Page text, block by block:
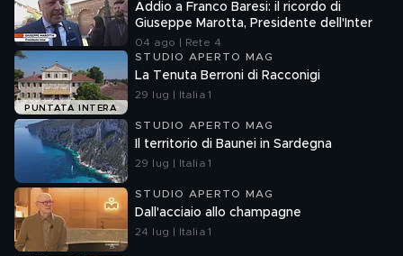
Addio a Franco Baresi: il ricordo di
Giuseppe Marotta, Presidente dell'Inter
04 ago | Rete 4
PUNTATA INTERA
STUDIO APERTO MAG
La Tenuta Berroni di Racconigi
29 lug | Italia 1
STUDIO APERTO MAG
Il territorio di Baunei in Sardegna
29 lug | Italia 1
STUDIO APERTO MAG
Dall'acciaio allo champagne
24 lug | Italia 1